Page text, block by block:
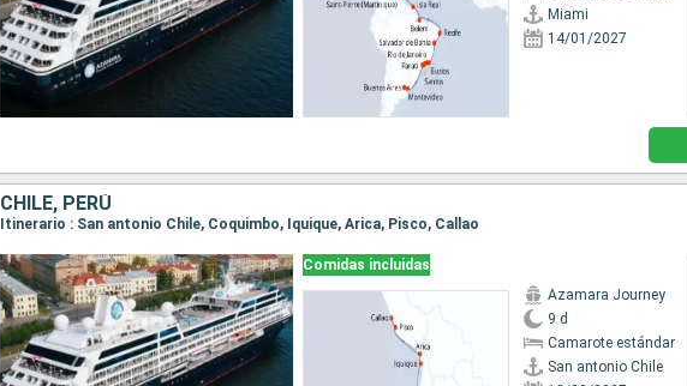
Miami
14/01/2027
CHILE, PERÚ
Itinerario : San antonio Chile, Coquimbo, Iquique, Arica, Pisco, Callao
Comidas incluidas
Azamara Journey
9 d
Camarote estándar
San antonio Chile